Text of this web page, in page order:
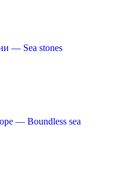
— Sea stones
— Boundless sea